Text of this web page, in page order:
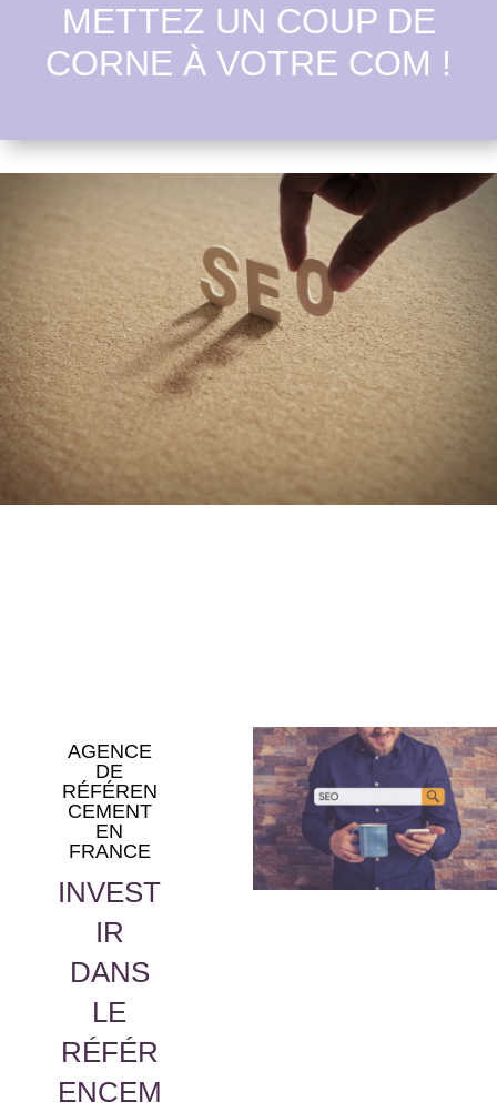
METTEZ UN COUP DE
CORNE À VOTRE COM !
AGENCE
DE
RÉFÉREN
CEMENT
EN
FRANCE
INVEST
IR
DANS
LE
RÉFÉR
ENCEM